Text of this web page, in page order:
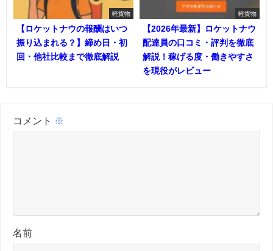
軽貨物
【ロケットナウの報酬はいつ
振り込まれる？】締め日・初
回・他社比較まで徹底解説
軽貨物
【2026年最新】ロケットナウ
配達員の口コミ・評判を徹底
解説！稼げる度・働きやすさ
を現役がレビュー
コメント ※
名前